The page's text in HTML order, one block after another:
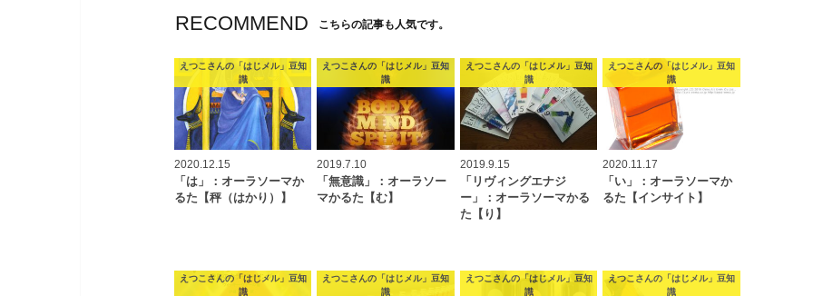
RECOMMEND こちらの記事も人気です。
えつこさんの「はじメル」豆知
識
2020.12.15
「は」：オーラソーマか
るた【秤（はかり）】
えつこさんの「はじメル」豆知
識
2019.7.10
「無意識」：オーラソー
マかるた【む】
えつこさんの「はじメル」豆知
識
2019.9.15
「リヴィングエナジ
ー」：オーラソーマかる
た【り】
えつこさんの「はじメル」豆知
識
2020.11.17
「い」：オーラソーマか
るた【インサイト】
えつこさんの「はじメル」豆知
識
えつこさんの「はじメル」豆知
識
えつこさんの「はじメル」豆知
識
えつこさんの「はじメル」豆知
識